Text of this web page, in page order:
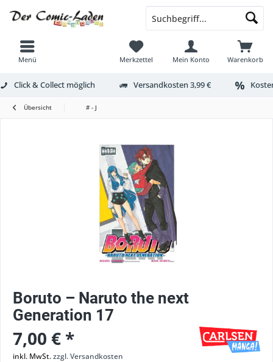
Menü Warenkorb
Merkzettel Mein Konto
Click & Collect möglich Versandkosten 3,99 €
Übersicht # - J
Boruto – Naruto the next
Generation 17
7,00 € *
inkl. MwSt.zzgl. Versandkosten